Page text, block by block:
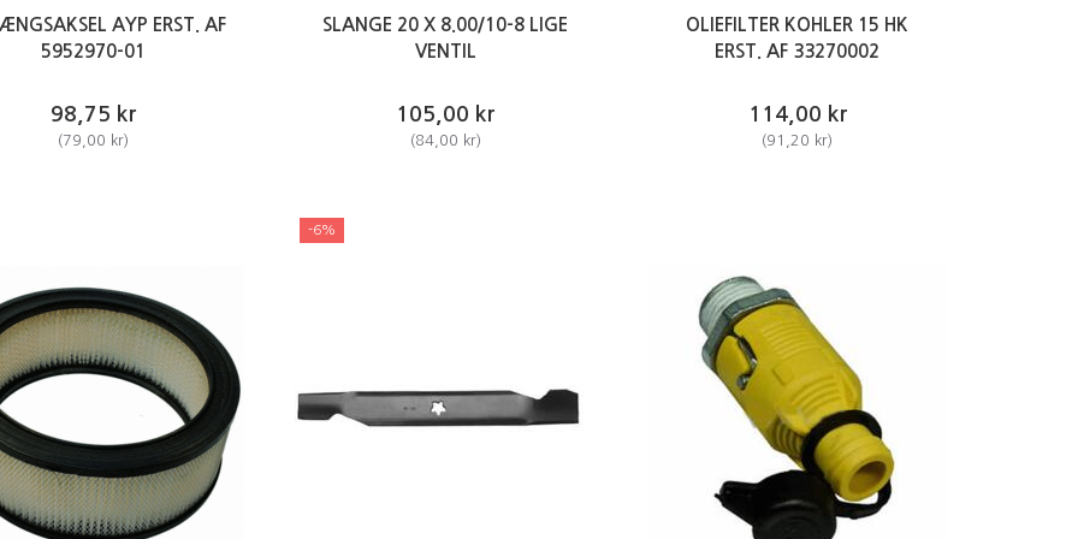
AYP ERST. AF
5952970-01
98,75 kr
(79,00 kr)
SLANGE 20 X 8.00/10-8 LIGE
VENTIL
105,00 kr
(84,00 kr)
OLIEFILTER KOHLER 15 HK
ERST. AF 33270002
114,00 kr
(91,20 kr)
-6%